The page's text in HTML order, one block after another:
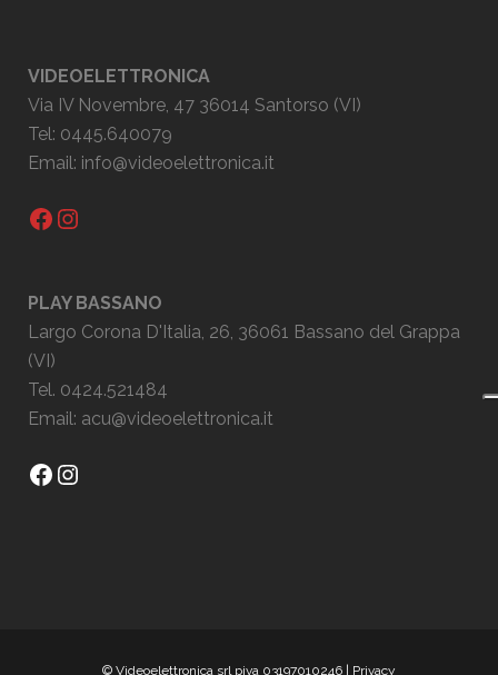
VIDEOELETTRONICA
Via IV Novembre, 47 36014 Santorso (VI)
Tel: 0445.640079
Email: info@videoelettronica.it
Facebook
Instagram
PLAY BASSANO
Largo Corona D'Italia, 26, 36061 Bassano del Grappa
(VI)
Tel. 0424.521484
Email: acu@videoelettronica.it
Facebook
Instagram
© Videoelettronica srl piva 03197010246 | Privacy